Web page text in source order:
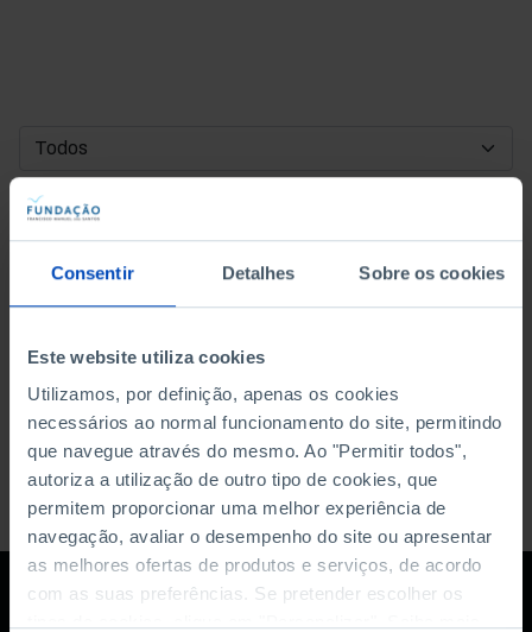
Consentir Detalhes Sobre os cookies
Este website utiliza cookies
Utilizamos, por definição, apenas os cookies
necessários ao normal funcionamento do site, permitindo
que navegue através do mesmo. Ao "Permitir todos",
autoriza a utilização de outro tipo de cookies, que
permitem proporcionar uma melhor experiência de
navegação, avaliar o desempenho do site ou apresentar
as melhores ofertas de produtos e serviços, de acordo
com as suas preferências. Se pretender escolher os
DATA DE INÍCIO
DATA DE FIM